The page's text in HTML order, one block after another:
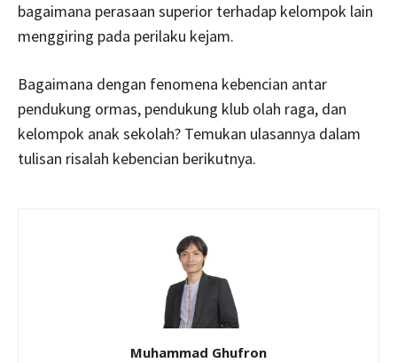
bagaimana perasaan superior terhadap kelompok lain
menggiring pada perilaku kejam.
Bagaimana dengan fenomena kebencian antar
pendukung ormas, pendukung klub olah raga, dan
kelompok anak sekolah? Temukan ulasannya dalam
tulisan risalah kebencian berikutnya.
Muhammad Ghufron